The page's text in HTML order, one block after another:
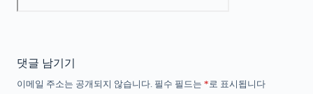
댓글 남기기
이메일 주소는 공개되지 않습니다. 필수 필드는 * 로 표시됩니다